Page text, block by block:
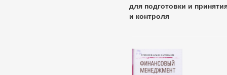
для подготовки и
и контроля